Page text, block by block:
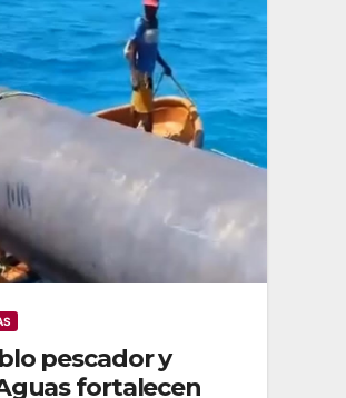
pescador y
fortalecen